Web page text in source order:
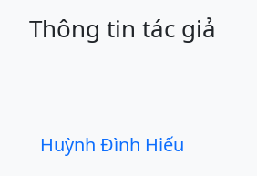
Thông tin tác giả
Huỳnh Đình Hiếu